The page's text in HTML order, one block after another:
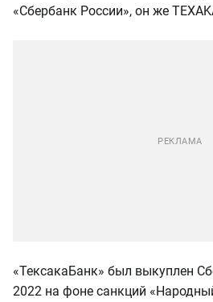
«Сбербанк России», он же
«ТексакаБанк» был выкуплен
2022 на фоне санкций